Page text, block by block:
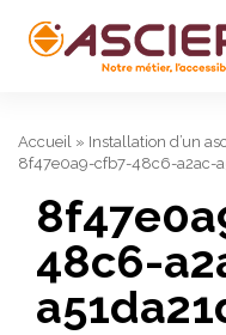
Accueil » Installation d’un
8f47e0a9-cfb7-48c6-a2ac-
48c6-